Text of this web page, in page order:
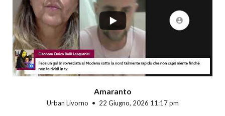
Amaranto
Urban Livorno 22 Giugno, 2026 11:17 pm